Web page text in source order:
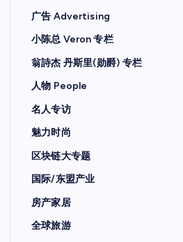
广告 Advertising
小陈总 Veron 专栏
翁詩杰 丹斯里(勋爵) 专栏
人物 People
名人专访
魅力时尚
区块链大专题
国际/东盟产业
房产家居
全球旅游